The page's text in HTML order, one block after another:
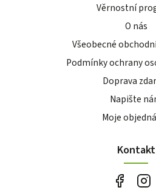
Věrnostní
O nás
Všeobecné
Podmínky ochrany
Doprava
Napište
Moje
Kontakt